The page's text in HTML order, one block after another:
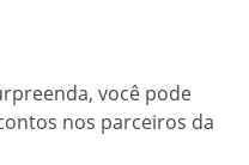
você pode
nos parceiros da